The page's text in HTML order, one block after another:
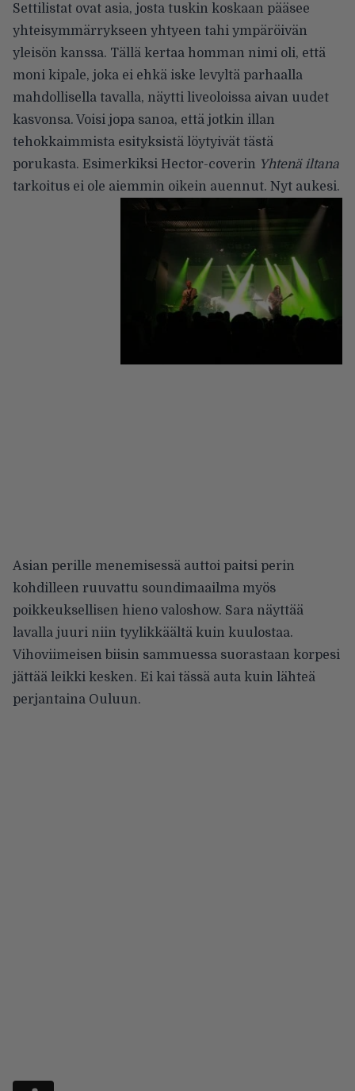
Settilistat ovat asia, josta tuskin koskaan pääsee
yhteisymmärrykseen yhtyeen tahi ympäröivän
yleisön kanssa. Tällä kertaa homman nimi oli, että
moni kipale, joka ei ehkä iske levyltä parhaalla
mahdollisella tavalla, näytti liveoloissa aivan uudet
kasvonsa. Voisi jopa sanoa, että jotkin illan
tehokkaimmista esityksistä löytyivät tästä
porukasta. Esimerkiksi Hector-coverin Yhtenä iltana
tarkoitus ei ole aiemmin oikein auennut. Nyt aukesi.
Asian perille menemisessä auttoi paitsi perin
kohdilleen ruuvattu soundimaailma myös
poikkeuksellisen hieno valoshow. Sara näyttää
lavalla juuri niin tyylikkäältä kuin kuulostaa.
Vihoviimeisen biisin sammuessa suorastaan korpesi
jättää leikki kesken. Ei kai tässä auta kuin lähteä
perjantaina Ouluun.